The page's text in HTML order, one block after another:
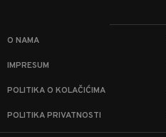
O NAMA
IMPRESUM
POLITIKA O KOLAČIĆIMA
POLITIKA PRIVATNOSTI